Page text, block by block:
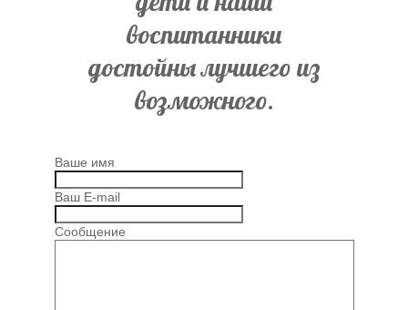
воспитанники
достойны лучшего из
возможного.
Ваше имя
Ваш E-mail
Сообщение